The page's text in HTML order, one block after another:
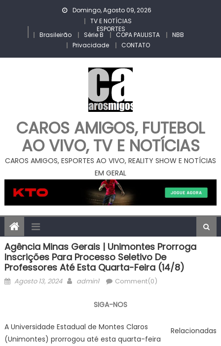
Domingo, Agosto 09, 2026
TV E NOTÍCIAS
ESPORTES
Brasileirão Série B COPA PAULISTA
NBB
Privacidade
CONTATO
CAROS AMIGOS, FUTEBOL
AO VIVO, TV E NOTÍCIAS
CAROS AMIGOS, ESPORTES AO VIVO, REALITY SHOW E NOTÍCIAS
EM GERAL
Agência Minas Gerais | Unimontes Prorroga
Inscrições Para Processo Seletivo De
Professores Até Esta Quarta-Feira (14/8)
Posted
Agosto 13, 2024 Author
admin1 Comment(0)
SIGA-NOS
Relacionadas
A Universidade Estadual de Montes Claros
(Unimontes) prorrogou até esta quarta-feira